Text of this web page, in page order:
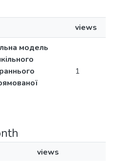
views
модель
1
views